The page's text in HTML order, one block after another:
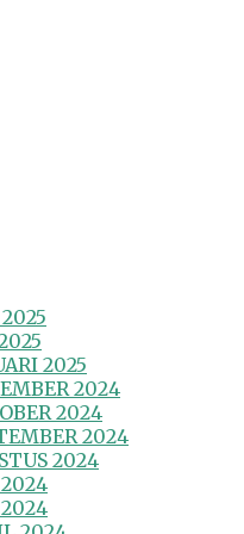
2025
2024
2024
2024
2024
2024
2024